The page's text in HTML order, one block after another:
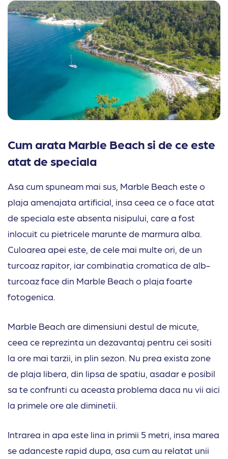
Cum arata Marble Beach si de ce este
atat de speciala
Asa cum spuneam mai sus, Marble Beach este o
plaja amenajata artificial, insa ceea ce o face atat
de speciala este absenta nisipului, care a fost
inlocuit cu pietricele marunte de marmura alba.
Culoarea apei este, de cele mai multe ori, de un
turcoaz rapitor, iar combinatia cromatica de alb-
turcoaz face din Marble Beach o plaja foarte
fotogenica.
Marble Beach are dimensiuni destul de micute,
ceea ce reprezinta un dezavantaj pentru cei sositi
la ore mai tarzii, in plin sezon. Nu prea exista zone
de plaja libera, din lipsa de spatiu, asadar e posibil
sa te confrunti cu aceasta problema daca nu vii aici
la primele ore ale diminetii.
Intrarea in apa este lina in primii 5 metri, insa marea
se adanceste rapid dupa, asa cum au relatat unii